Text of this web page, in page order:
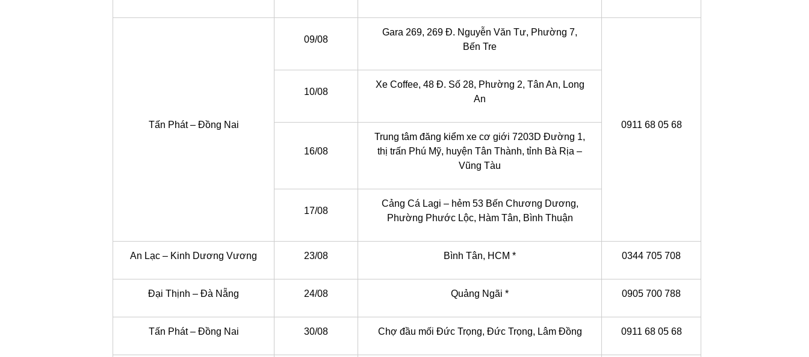
Tấn Phát – Đồng Nai
09/08
Gara 269, 269 Đ. Nguyễn Văn Tư, Phường 7,
Bến Tre
0911 68 05 68
10/08
Xe Coffee, 48 Đ. Số 28, Phường 2, Tân An, Long
An
16/08
Trung tâm đăng kiểm xe cơ giới 7203D Đường 1,
thị trấn Phú Mỹ, huyện Tân Thành, tỉnh Bà Rịa –
Vũng Tàu
17/08
Cảng Cá Lagi – hẻm 53 Bến Chương Dương,
Phường Phước Lộc, Hàm Tân, Bình Thuận
An Lạc – Kinh Dương Vương 23/08 Bình Tân, HCM * 0344 705 708
Đại Thịnh – Đà Nẵng 24/08 Quảng Ngãi * 0905 700 788
Tấn Phát – Đồng Nai 30/08 Chợ đầu mối Đức Trọng, Đức Trọng, Lâm Đồng 0911 68 05 68